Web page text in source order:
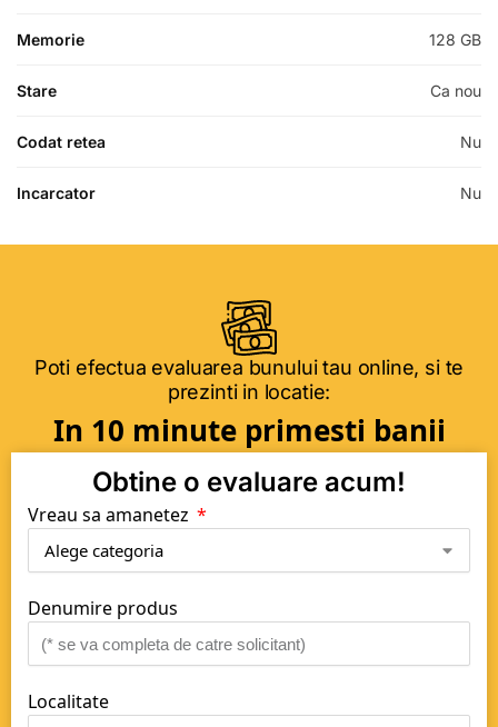
Memorie 128 GB
Stare Ca nou
Codat retea Nu
Incarcator Nu
Poti efectua evaluarea bunului tau online, si te
prezinti in locatie:
In 10 minute primesti banii
Obtine o evaluare acum!
Vreau sa amanetez
Denumire produs
Localitate